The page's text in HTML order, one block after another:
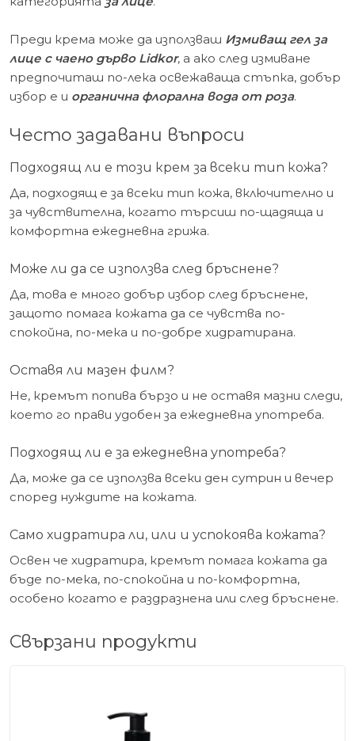
Преди крема може да използваш Измиващ гел за
лице с чаено дърво Lidkor, а ако след измиване
предпочиташ по-лека освежаваща стъпка, добър
избор е и органична флорална вода от роза.
Често задавани въпроси
Подходящ ли е този крем за всеки тип кожа?
Да, подходящ е за всеки тип кожа, включително и
за чувствителна, когато търсиш по-щадяща и
комфортна ежедневна грижа.
Може ли да се използва след бръснене?
Да, това е много добър избор след бръснене,
защото помага кожата да се чувства по-
спокойна, по-мека и по-добре хидратирана.
Оставя ли мазен филм?
Не, кремът попива бързо и не оставя мазни следи,
което го прави удобен за ежедневна употреба.
Подходящ ли е за ежедневна употреба?
Да, може да се използва всеки ден сутрин и вечер
според нуждите на кожата.
Само хидратира ли, или и успокоява кожата?
Освен че хидратира, кремът помага кожата да
бъде по-мека, по-спокойна и по-комфортна,
особено когато е раздразнена или след бръснене.
Свързани продукти